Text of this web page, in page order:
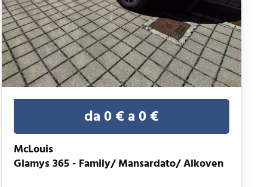
da 0 € a 0 €
McLouis
Glamys 365 - Family/ Mansardato/ Alkoven